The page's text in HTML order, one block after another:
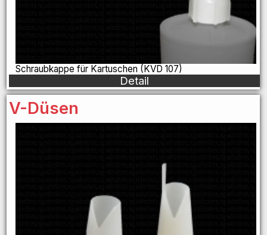
Schraubkappe für Kartuschen (KVD 107)
Detail
V-Düsen